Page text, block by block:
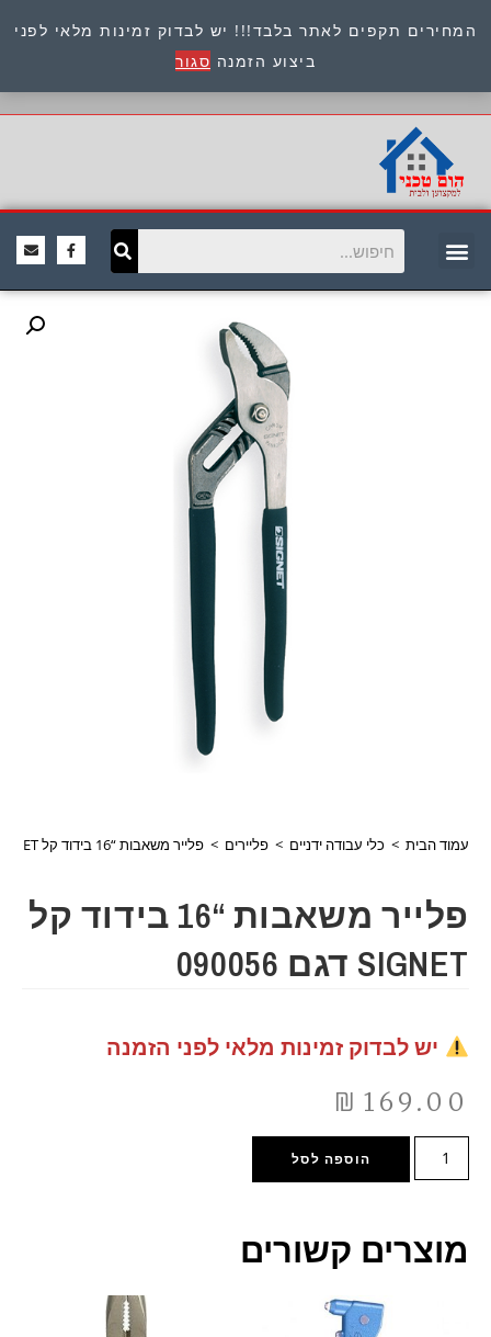
המחירים תקפים לאתר בלבד!!! יש לבדוק זמינות מלאי לפני
ביצוע הזמנה סגור
כתובת : היוזמים 9 אור יהודה שירות לקוחות 054-
8945722
עמוד הבית > כלי עבודה ידניים > פליירים > פלייר משאבות “16 בידוד קל SIGNET דגם 090056
פלייר משאבות “16 בידוד קל
SIGNET דגם 090056
יש לבדוק זמינות מלאי לפני הזמנה
₪ 169.00
הוספה לסל
מוצרים קשורים